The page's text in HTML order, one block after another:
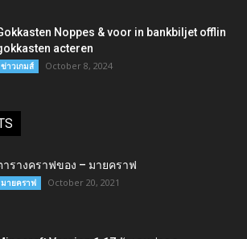
Noppes & voor in bankbiljet offlin
acteren
ข่าวเกมส์ October 8, 2024
ารางคราฟของ – มายคราฟ
มายคราฟ October 20, 2021